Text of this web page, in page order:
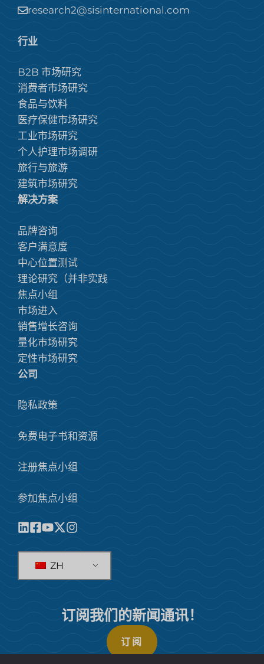
research2@sisinternational.com
行业
B2B 市场研究
消费者市场研究
食品与饮料
医疗保健市场研究
工业市场研究
个人护理市场调研
旅行与旅游
建筑市场研究
解决方案
品牌咨询
客户满意度
中心位置测试
理论研究（并非实践
焦点小组
市场进入
销售增长咨询
量化市场研究
定性市场研究
公司
隐私政策
免费电子书和资源
注册焦点小组
参加焦点小组
ZH
订阅我们的新闻通讯！
订阅